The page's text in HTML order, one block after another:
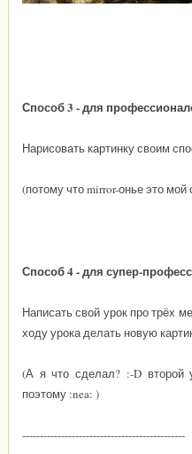
Способ 3 - для
Нарисовать картинку своим
(потому что mirror-онье это мой
Способ 4 - для супер-
Написать свой урок про трёх
ходу урока делать новую
(А я что сделал? :-Dвторой
поэтому :nea: )
----------------------------------------------